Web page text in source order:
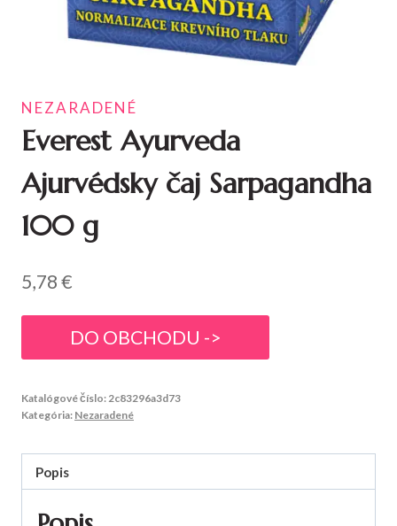
NEZARADENÉ
Everest Ayurveda
Ajurvédsky čaj Sarpagandha
100 g
5,78€
DO OBCHODU ->
Katalógové číslo: 2c83296a3d73
Kategória: Nezaradené
Popis